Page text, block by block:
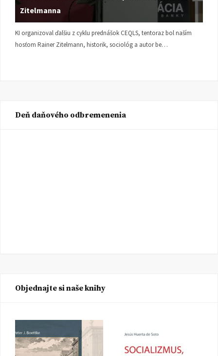
Zitelmanna
KI organizoval ďalšiu z cyklu prednášok CEQLS, tentoraz bol naším
hosťom Rainer Zitelmann, historik, sociológ a autor be…
Deň daňového odbremenenia
Objednajte si naše knihy